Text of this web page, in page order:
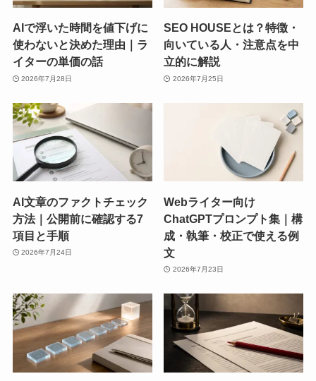
AIで浮いた時間を値下げに
使わないと決めた理由｜ラ
イターの単価の話
2026年7月28日
SEO HOUSEとは？特徴・
向いている人・注意点を中
立的に解説
2026年7月25日
AI文章のファクトチェック
方法｜公開前に確認する7
項目と手順
2026年7月24日
Webライター向け
ChatGPTプロンプト集｜構
成・執筆・校正で使える例
文
2026年7月23日